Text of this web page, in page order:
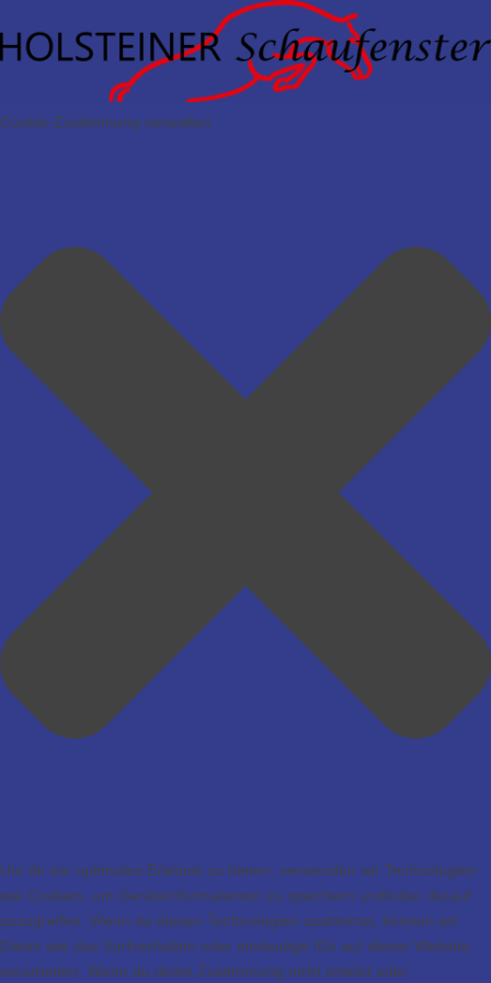
Cookie-Zustimmung verwalten
Um dir ein optimales Erlebnis zu bieten, verwenden wir Technologien
wie Cookies, um Geräteinformationen zu speichern und/oder darauf
zuzugreifen. Wenn du diesen Technologien zustimmst, können wir
Daten wie das Surfverhalten oder eindeutige IDs auf dieser Website
verarbeiten. Wenn du deine Zustimmung nicht erteilst oder